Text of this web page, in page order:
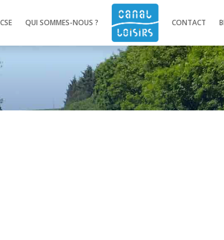
QUI SOMMES-NOUS ? CONTACT